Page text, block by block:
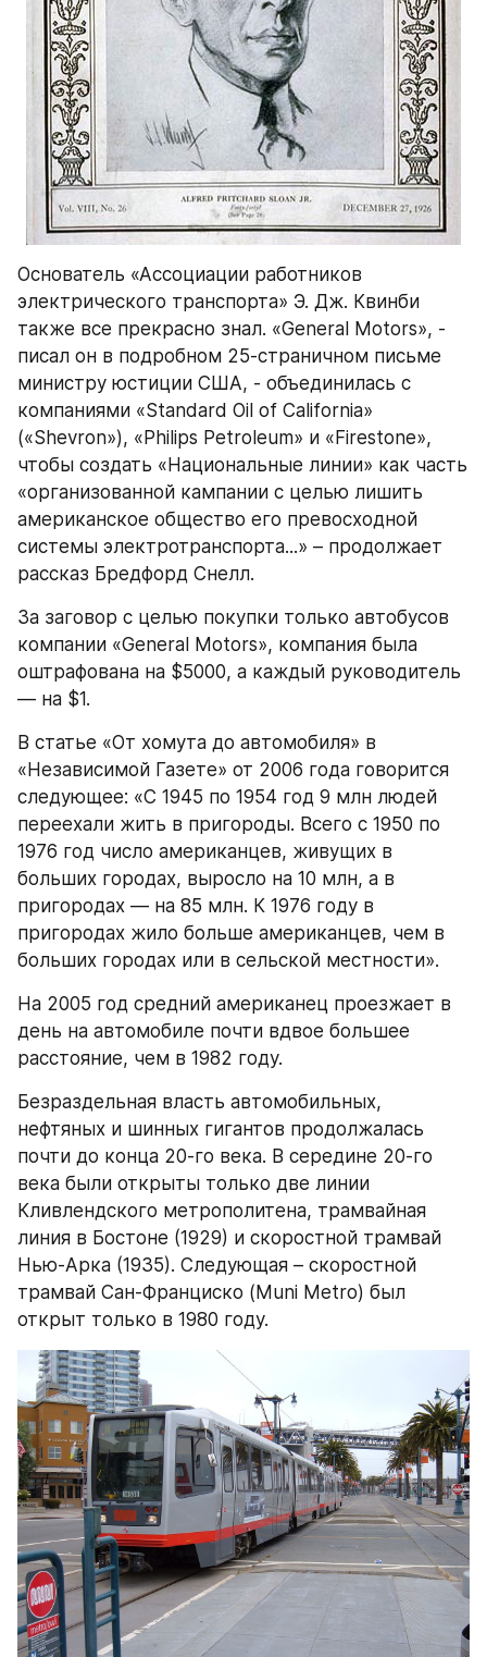
Основатель «Ассоциации работников
электрического транспорта» Э. Дж. Квинби
также все прекрасно знал. «General Motors», -
писал он в подробном 25-страничном письме
министру юстиции США, - объединилась с
компаниями «Standard Oil of California»
(«Shevron»), «Philips Petroleum» и «Firestone»,
чтобы создать «Национальные линии» как часть
«организованной кампании с целью лишить
американское общество его превосходной
системы электротранспорта...» – продолжает
рассказ Бредфорд Снелл.
За заговор с целью покупки только автобусов
компании «General Motors», компания была
оштрафована на $5000, а каждый руководитель
— на $1.
В статье «От хомута до автомобиля» в
«Независимой Газете» от 2006 года говорится
следующее: «С 1945 по 1954 год 9 млн людей
переехали жить в пригороды. Всего с 1950 по
1976 год число американцев, живущих в
больших городах, выросло на 10 млн, а в
пригородах — на 85 млн. К 1976 году в
пригородах жило больше американцев, чем в
больших городах или в сельской местности».
На 2005 год средний американец проезжает в
день на автомобиле почти вдвое большее
расстояние, чем в 1982 году.
Безраздельная власть автомобильных,
нефтяных и шинных гигантов продолжалась
почти до конца 20-го века. В середине 20-го
века были открыты только две линии
Кливлендского метрополитена, трамвайная
линия в Бостоне (1929) и скоростной трамвай
Нью-Арка (1935). Следующая – скоростной
трамвай Сан-Франциско (Muni Metro) был
открыт только в 1980 году.